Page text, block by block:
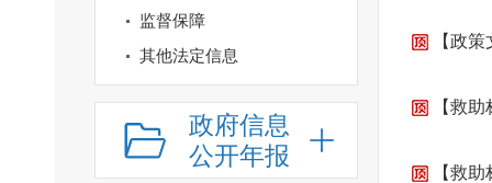
监督保障
其他法定信息
政府信息
公开年报
【政
【救
【救